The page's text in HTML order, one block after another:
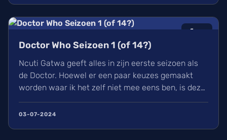
6
Doctor Who Seizoen 1 (of 14?)
Ncuti Gatwa geeft alles in zijn eerste seizoen als
de Doctor. Hoewel er een paar keuzes gemaakt
worden waar ik het zelf niet mee eens ben, is deze
regeneratie van Doctor Who wel een aangename
watch met genoeg in waardoor ik elke aflevering
03-07-2024